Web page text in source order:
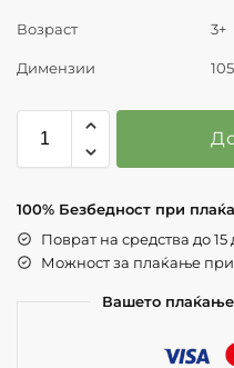
Возраст 3+
Димензии
100% Безбедност при
Поврат на средства до 15
Можност за плаќање при
Вашето